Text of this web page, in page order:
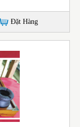
Đặt Hàng